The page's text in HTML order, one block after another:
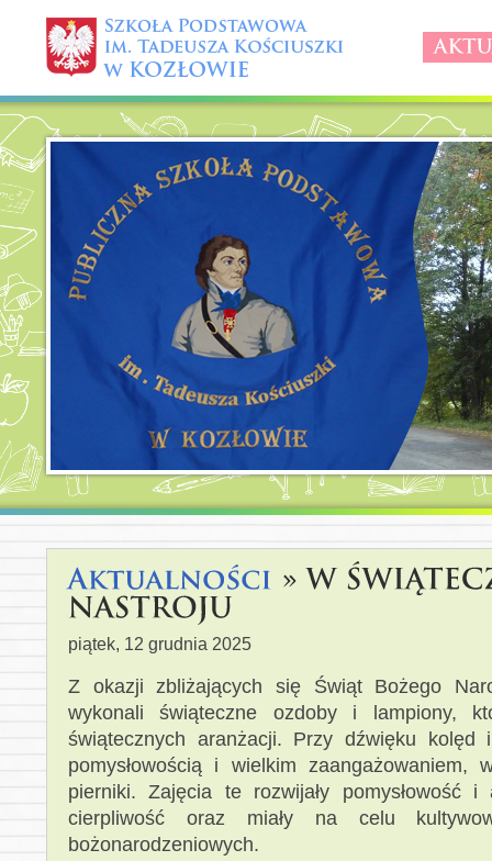
piątek, 12 grudnia 2025
Z okazji zbliżających się Świąt Bożego
wykonali świąteczne ozdoby i lampiony,
świątecznych aranżacji. Przy dźwięku
pomysłowością i wielkim zaangażowaniem,
pierniki. Zajęcia te rozwijały pomysłowość i
cierpliwość oraz miały na celu
bożonarodzeniowych.